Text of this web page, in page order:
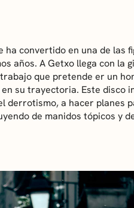
ha convertido en una de las
años. A Getxo llega con la
que pretende er un
en su trayectoria. Este disco
derrotismo, a hacer planes
de manidos tópicos y